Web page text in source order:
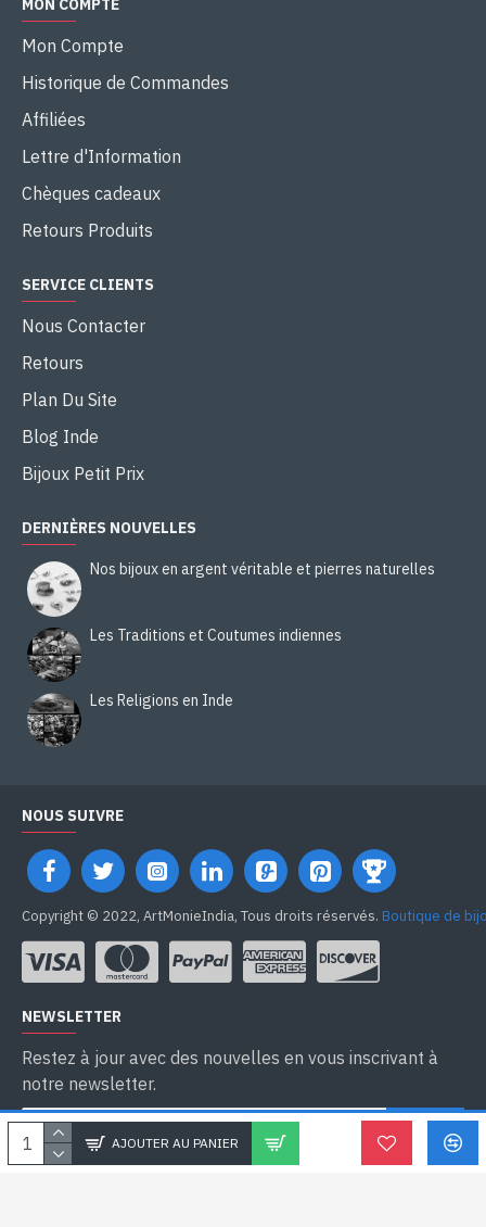
AJOUTER AU PANIER
MON COMPTE
Mon Compte
Historique de Commandes
Affiliées
Lettre d'Information
Chèques cadeaux
Retours Produits
SERVICE CLIENTS
Nous Contacter
Retours
Plan Du Site
Blog Inde
Bijoux Petit Prix
DERNIÈRES NOUVELLES
Nos bijoux en argent véritable et pierres naturelles
Les Traditions et Coutumes indiennes
Les Religions en Inde
NOUS SUIVRE
Copyright © 2022, ArtMonieIndia, Tous droits réservés. Boutique de
NEWSLETTER
Restez à jour avec des nouvelles en vous inscrivant à
notre newsletter.